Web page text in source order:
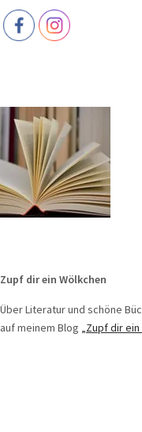
Zupf dir ein Wölkchen
Über Literatur und schöne
auf meinem Blog
„Zupf dir